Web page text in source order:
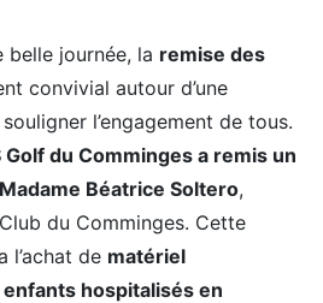
journée, la remise des
convivial autour d’une
l’engagement de tous.
Golf du Comminges a remis un
Béatrice Soltero,
du Comminges. Cette
l’achat de matériel
hospitalisés en